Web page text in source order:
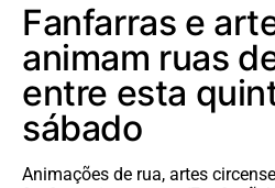
Fanfarras e
animam ruas
entre esta
sábado
Animações de rua, artes